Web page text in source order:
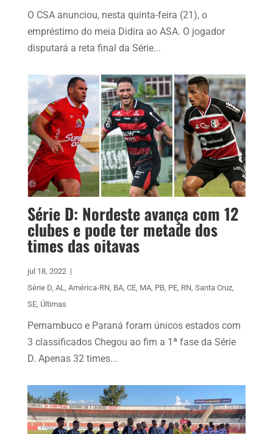
O CSA anunciou, nesta quinta-feira (21), o
empréstimo do meia Didira ao ASA. O jogador
disputará a reta final da Série...
Série D: Nordeste avança com 12
clubes e pode ter metade dos
times das oitavas
jul 18, 2022 |
Série D, AL, América-RN, BA, CE, MA, PB, PE, RN, Santa Cruz,
SE, Últimas
Pernambuco e Paraná foram únicos estados com
3 classificados Chegou ao fim a 1ª fase da Série
D. Apenas 32 times...